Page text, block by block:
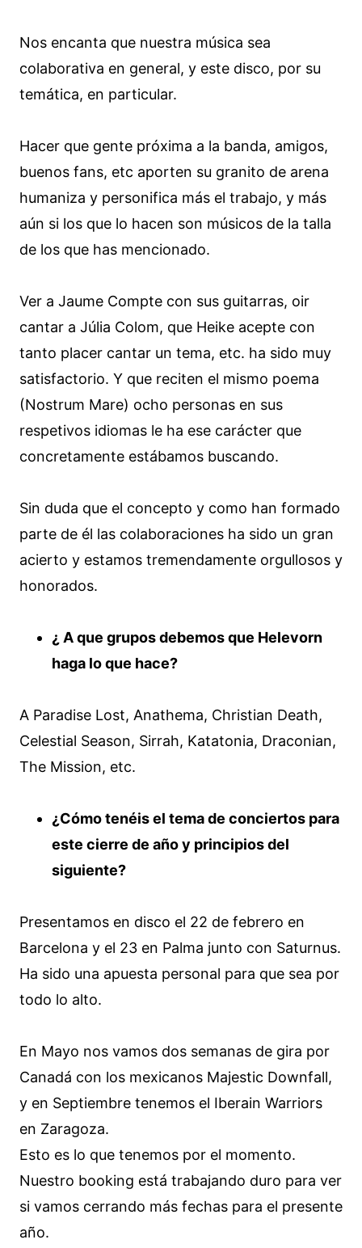
Nos encanta que nuestra música sea
colaborativa en general, y este disco, por su
temática, en particular.
Hacer que gente próxima a la banda, amigos,
buenos fans, etc aporten su granito de arena
humaniza y personifica más el trabajo, y más
aún si los que lo hacen son músicos de la talla
de los que has mencionado.
Ver a Jaume Compte con sus guitarras, oir
cantar a Júlia Colom, que Heike acepte con
tanto placer cantar un tema, etc. ha sido muy
satisfactorio. Y que reciten el mismo poema
(Nostrum Mare) ocho personas en sus
respetivos idiomas le ha ese carácter que
concretamente estábamos buscando.
Sin duda que el concepto y como han formado
parte de él las colaboraciones ha sido un gran
acierto y estamos tremendamente orgullosos y
honorados.
¿ A que grupos debemos que Helevorn
haga lo que hace?
A Paradise Lost, Anathema, Christian Death,
Celestial Season, Sirrah, Katatonia, Draconian,
The Mission, etc.
¿Cómo tenéis el tema de conciertos para
este cierre de año y principios del
siguiente?
Presentamos en disco el 22 de febrero en
Barcelona y el 23 en Palma junto con Saturnus.
Ha sido una apuesta personal para que sea por
todo lo alto.
En Mayo nos vamos dos semanas de gira por
Canadá con los mexicanos Majestic Downfall,
y en Septiembre tenemos el Iberain Warriors
en Zaragoza.
Esto es lo que tenemos por el momento.
Nuestro booking está trabajando duro para ver
si vamos cerrando más fechas para el presente
año.